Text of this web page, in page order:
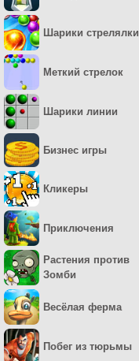
Шарики стрелялки
Меткий стрелок
Шарики линии
Бизнес игры
Кликеры
Приключения
Растения против
Зомби
Весёлая ферма
Побег из тюрьмы